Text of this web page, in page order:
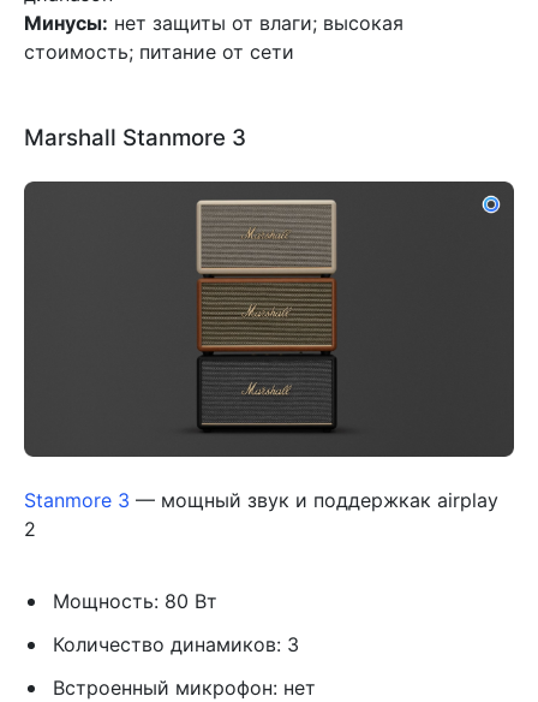
Минусы: нет защиты от влаги; высокая
стоимость; питание от сети
Marshall Stanmore 3
Stanmore 3 — мощный звук и поддержкак airplay
2
Мощность: 80 Вт
Количество динамиков: 3
Встроенный микрофон: нет